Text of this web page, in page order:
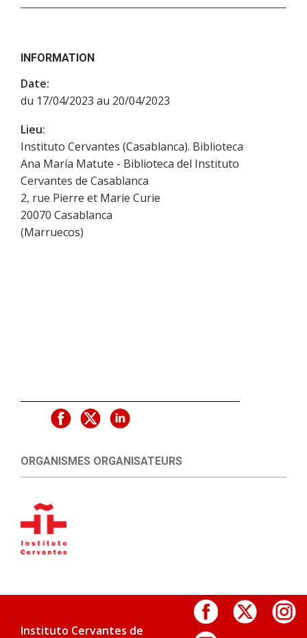
INFORMATION
Date:
du 17/04/2023 au 20/04/2023
Lieu:
Instituto Cervantes (Casablanca). Biblioteca
Ana María Matute - Biblioteca del Instituto
Cervantes de Casablanca
2, rue Pierre et Marie Curie
20070 Casablanca
(Marruecos)
ORGANISMES ORGANISATEURS
Instituto Cervantes de